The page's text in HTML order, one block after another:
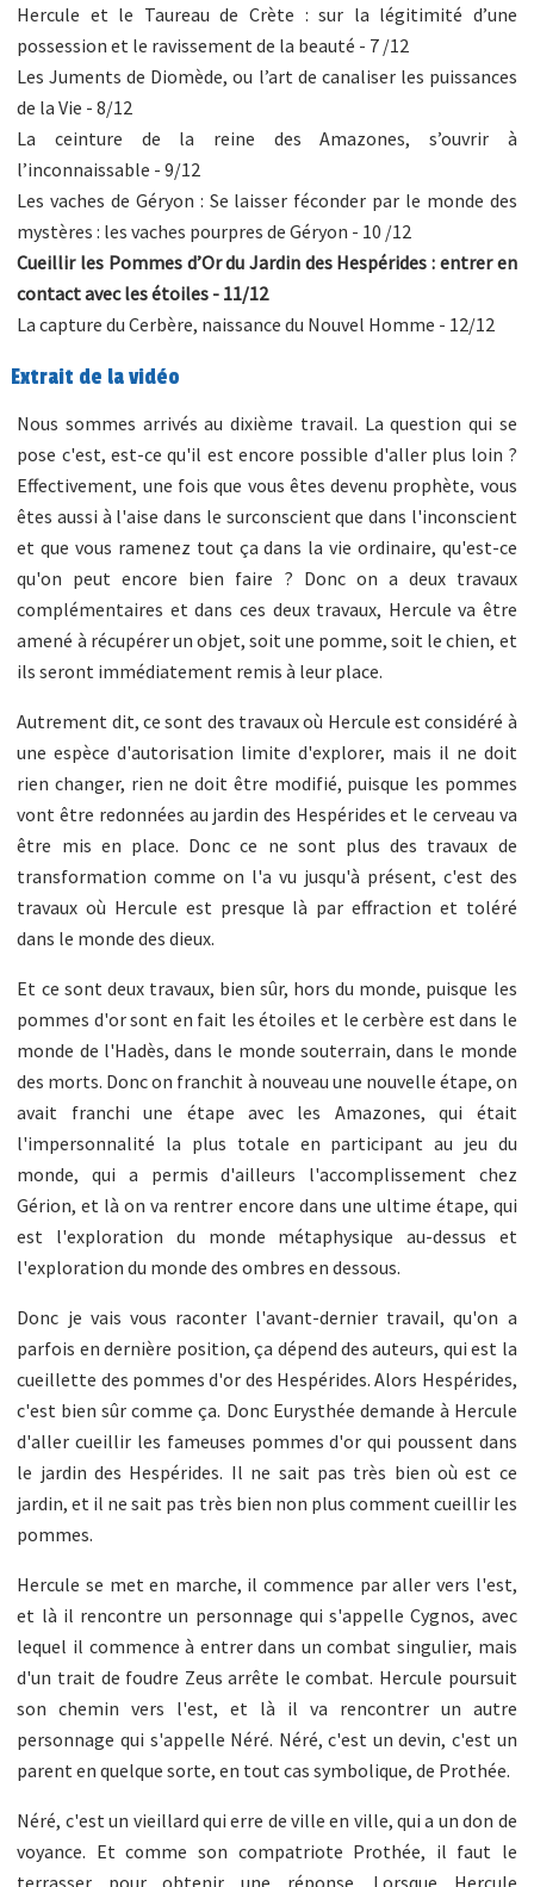
Hercule et le Taureau de Crète : sur la légitimité d’une
possession et le ravissement de la beauté - 7 /12
Les Juments de Diomède, ou l’art de canaliser les puissances
de la Vie - 8/12
La ceinture de la reine des Amazones, s’ouvrir à
l’inconnaissable - 9/12
Les vaches de Géryon : Se laisser féconder par le monde des
mystères : les vaches pourpres de Géryon - 10 /12
Cueillir les Pommes d’Or du Jardin des Hespérides : entrer en
contact avec les étoiles - 11/12
La capture du Cerbère, naissance du Nouvel Homme - 12/12
Extrait de la vidéo
Nous sommes arrivés au dixième travail. La question qui se
pose c'est, est-ce qu'il est encore possible d'aller plus loin ?
Effectivement, une fois que vous êtes devenu prophète, vous
êtes aussi à l'aise dans le surconscient que dans l'inconscient
et que vous ramenez tout ça dans la vie ordinaire, qu'est-ce
qu'on peut encore bien faire ? Donc on a deux travaux
complémentaires et dans ces deux travaux, Hercule va être
amené à récupérer un objet, soit une pomme, soit le chien, et
ils seront immédiatement remis à leur place.
Autrement dit, ce sont des travaux où Hercule est considéré à
une espèce d'autorisation limite d'explorer, mais il ne doit
rien changer, rien ne doit être modifié, puisque les pommes
vont être redonnées au jardin des Hespérides et le cerveau va
être mis en place. Donc ce ne sont plus des travaux de
transformation comme on l'a vu jusqu'à présent, c'est des
travaux où Hercule est presque là par effraction et toléré
dans le monde des dieux.
Et ce sont deux travaux, bien sûr, hors du monde, puisque les
pommes d'or sont en fait les étoiles et le cerbère est dans le
monde de l'Hadès, dans le monde souterrain, dans le monde
des morts. Donc on franchit à nouveau une nouvelle étape, on
avait franchi une étape avec les Amazones, qui était
l'impersonnalité la plus totale en participant au jeu du
monde, qui a permis d'ailleurs l'accomplissement chez
Gérion, et là on va rentrer encore dans une ultime étape, qui
est l'exploration du monde métaphysique au-dessus et
l'exploration du monde des ombres en dessous.
Donc je vais vous raconter l'avant-dernier travail, qu'on a
parfois en dernière position, ça dépend des auteurs, qui est la
cueillette des pommes d'or des Hespérides. Alors Hespérides,
c'est bien sûr comme ça. Donc Eurysthée demande à Hercule
d'aller cueillir les fameuses pommes d'or qui poussent dans
le jardin des Hespérides. Il ne sait pas très bien où est ce
jardin, et il ne sait pas très bien non plus comment cueillir les
pommes.
Hercule se met en marche, il commence par aller vers l'est,
et là il rencontre un personnage qui s'appelle Cygnos, avec
lequel il commence à entrer dans un combat singulier, mais
d'un trait de foudre Zeus arrête le combat. Hercule poursuit
son chemin vers l'est, et là il va rencontrer un autre
personnage qui s'appelle Néré. Néré, c'est un devin, c'est un
parent en quelque sorte, en tout cas symbolique, de Prothée.
Néré, c'est un vieillard qui erre de ville en ville, qui a un don de
voyance. Et comme son compatriote Prothée, il faut le
terrasser pour obtenir une réponse. Lorsque Hercule